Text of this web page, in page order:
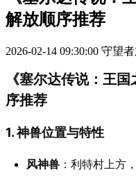
解放顺序推荐
2026-02-14 09:30:00 守望
《塞尔达传说：王
序推荐
1. 神兽位置与特性
风神兽 ：利特村上方